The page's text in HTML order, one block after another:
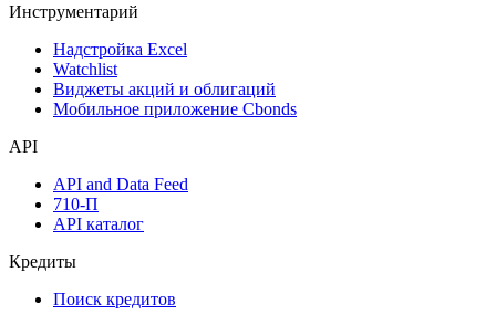
Инструментарий
Надстройка Excel
Watchlist
Виджеты акций и облигаций
Мобильное приложение Cbonds
API
API and Data Feed
710-П
API каталог
Кредиты
Поиск кредитов